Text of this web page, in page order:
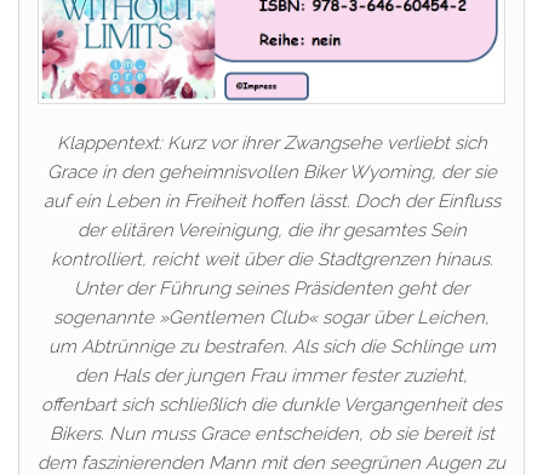
Klappentext: Kurz vor ihrer Zwangsehe verliebt sich
Grace in den geheimnisvollen Biker Wyoming, der sie
auf ein Leben in Freiheit hoffen lässt. Doch der Einfluss
der elitären Vereinigung, die ihr gesamtes Sein
kontrolliert, reicht weit über die Stadtgrenzen hinaus.
Unter der Führung seines Präsidenten geht der
sogenannte »Gentlemen Club« sogar über Leichen,
um Abtrünnige zu bestrafen. Als sich die Schlinge um
den Hals der jungen Frau immer fester zuzieht,
offenbart sich schließlich die dunkle Vergangenheit des
Bikers. Nun muss Grace entscheiden, ob sie bereit ist
dem faszinierenden Mann mit den seegrünen Augen zu